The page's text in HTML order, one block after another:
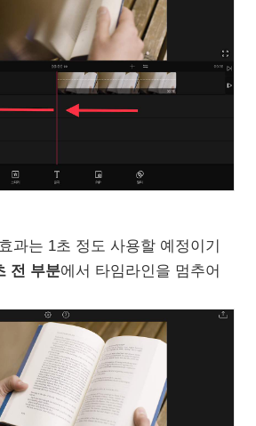
과는 1초 정도 사용할 예정이기
전 부분에서 타임라인을 멈추어